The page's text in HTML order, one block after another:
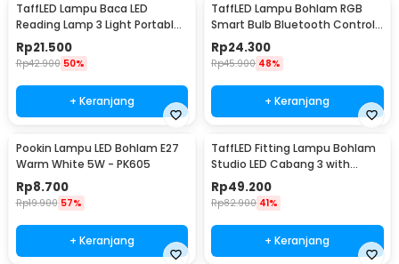
TaffLED Lampu Baca LED
Reading Lamp 3 Light Portable
Cool White - EF168
Rp21.500
Rp42.900 50%
+ Keranjang
TaffLED Lampu Bohlam RGB
Smart Bulb Bluetooth Control
E27 800Lumen 10W - TY-10W
Rp24.300
Rp45.900 48%
+ Keranjang
Pookin Lampu LED Bohlam E27
Warm White 5W - PK605
Rp8.700
Rp19.900 57%
+ Keranjang
TaffLED Fitting Lampu Bohlam
Studio LED Cabang 3 with
Switch 220V E27 - HU-300
Rp49.200
Rp82.900 41%
+ Keranjang